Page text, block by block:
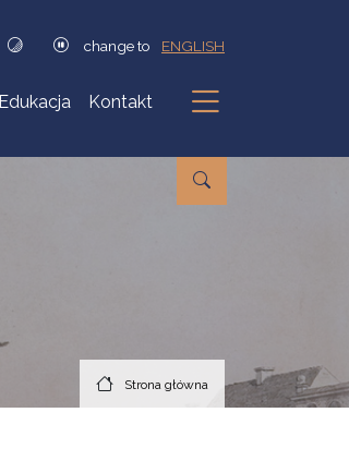
change to ENGLISH
Edukacja Kontakt
Podmenu
Strona główna